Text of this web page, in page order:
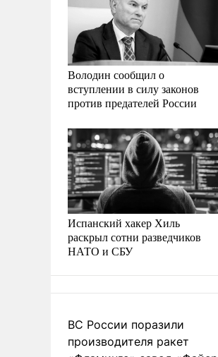
Володин сообщил о
вступлении в силу законов
против предателей России
Испанский хакер Хиль
раскрыл сотни разведчиков
НАТО и СБУ
ВС России поразили
производителя ракет